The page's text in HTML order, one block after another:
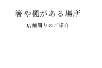
箸や楓がある場所
店舗周りのご紹介